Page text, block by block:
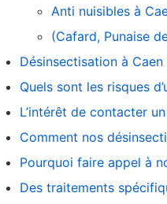
Anti nuisibles à
(Cafard, Punaise
Désinsectisation à
Quels sont les risques
L’intérêt de contacter
Comment nos
Pourquoi faire appel à
Des traitements